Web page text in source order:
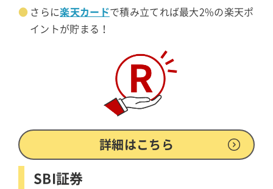
さらに楽天カードで積み立てれば最大2%の楽天ポ
イントが貯まる！
詳細はこちら
SBI証券